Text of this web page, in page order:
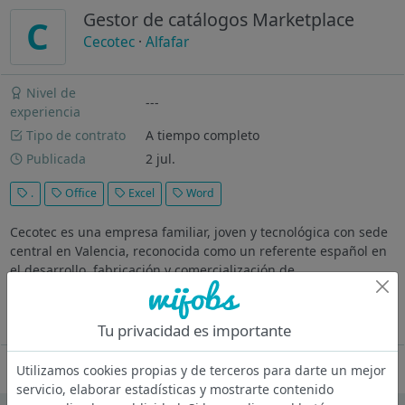
C Gestor de catálogos Marketplace
Cecotec ·Alfafar
Nivel de
experiencia
---
Tipo de contrato
A tiempo completo
Publicada
2 jul.
. Office Excel Word
Cecotec es una empresa familiar, joven y tecnológica con sede
central en Valencia, reconocida como un referente español en
el desarrollo, fabricación y comercialización de
electrodomésticos y otros productos electrónicos para el hogar.
Oferta desactivada
Tu privacidad es importante
Utilizamos cookies propias y de terceros para darte un mejor
servicio, elaborar estadísticas y mostrarte contenido